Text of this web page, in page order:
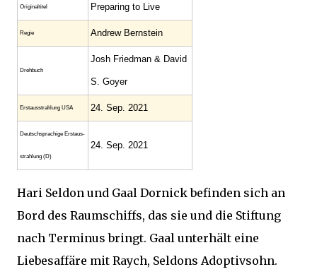
Original­titel Preparing to Live
Regie Andrew Bernstein
Drehbuch
Josh Friedman & David
S. Goyer
Erstaus­strahlung USA 24. Sep. 2021
Deutsch­sprachige Erstaus­
strahlung (D)
24. Sep. 2021
Hari Seldon und Gaal Dornick befinden sich an
Bord des Raumschiffs, das sie und die Stiftung
nach Terminus bringt. Gaal unterhält eine
Liebesaffäre mit Raych, Seldons Adoptivsohn.